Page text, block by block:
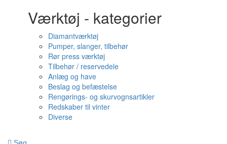
Værktøj - kategorier
Diamantværktøj
Pumper, slanger, tilbehør
Rør press værktøj
Tilbehør / reservedele
Anlæg og have
Beslag og befæstelse
Rengørings- og skurvognsartikler
Redskaber til vinter
Diverse